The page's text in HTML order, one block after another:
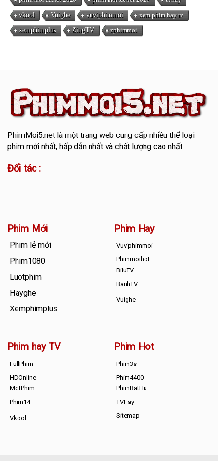
vkool Vuighe vuviphimmoi xem phim hay tv
xemphimplus ZingTV zphimmoi
PhimMoi5.netlà một trang web cung cấp nhiều thể loại
phim mới nhất, hấp dẫn nhất và chất lượng cao nhất.
Đối tác :
Phim Mới
Phim lẻ mới
Phim1080
Luotphim
Hayghe
Xemphimplus
Phim Hay
Vuviphimmoi
Phimmoihot
BiluTV
BanhTV
Vuighe
Phim hay TV
FullPhim
HDOnline
MotPhim
Phim14
Vkool
Phim Hot
Phim3s
Phim4400
PhimBatHu
TVHay
Sitemap